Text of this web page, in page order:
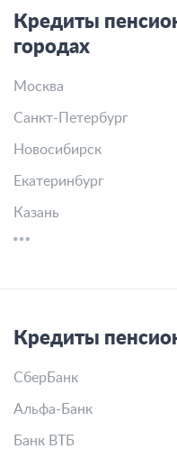
Кредиты
городах
Москва
Санкт-Петербург
Новосибирск
Екатеринбург
Казань
Кредиты
СберБанк
Альфа-Банк
Банк ВТБ